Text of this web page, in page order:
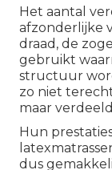
Het aantal
afzonderlijke
draad, de
gebruikt
structuur
zo niet
maar
Hun
dus